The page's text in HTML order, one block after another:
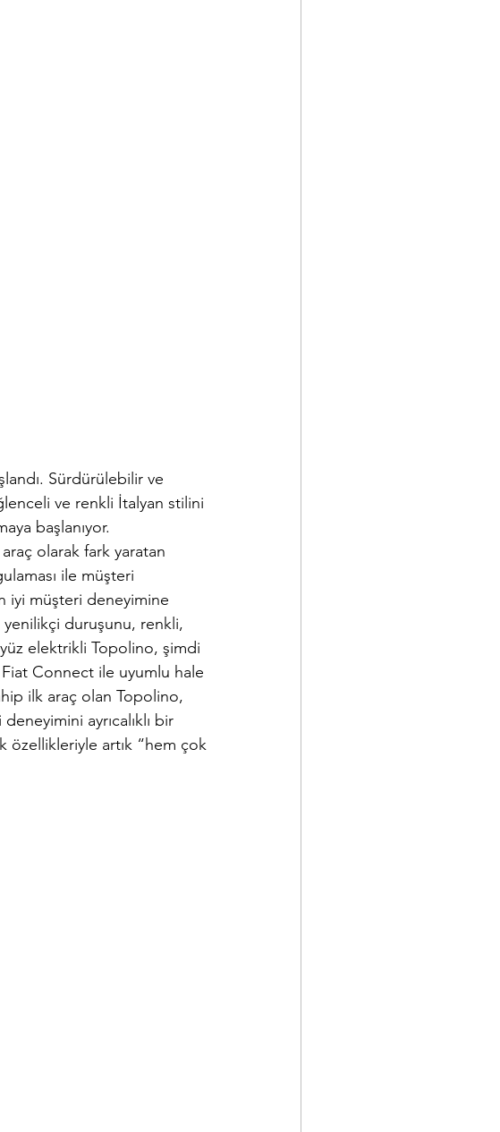
Sürdürülebilir ve
ve renkli İtalyan stilini
başlanıyor.
olarak fark yaratan
ile müşteri
iyi müşteri deneyimine
duruşunu, renkli,
elektrikli Topolino, şimdi
Connect ile uyumlu hale
ilk araç olan Topolino,
ayrıcalıklı bir
özellikleriyle artık “hem çok